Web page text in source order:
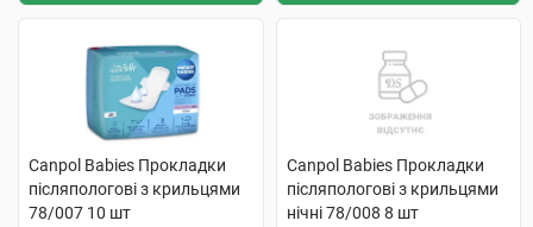
Canpol Babies Прокладки
післяпологові з крильцями
78/007 10 шт
Canpol Babies Прокладки
післяпологові з крильцями
нічні 78/008 8 шт